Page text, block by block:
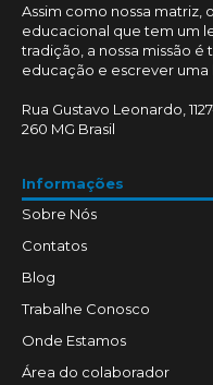
Assim como nossa matriz,
educacional que tem um
tradição, a nossa missão é
educação e escrever uma
Rua Gustavo Leonardo,
260 MG Brasil
Informações
Sobre Nós
Contatos
Blog
Trabalhe Conosco
Onde Estamos
Área do colaborador